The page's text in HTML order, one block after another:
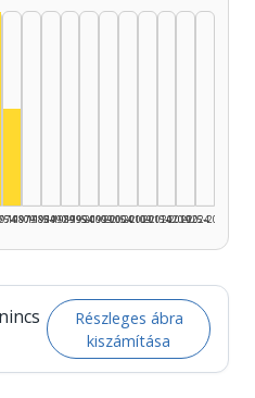
1980–1984
1985–1989
1990–1994
1995–1999
2000–2004
2005–2009
2010–2014
2015–2019
2020–2024
2025–2026
Részleges ábra
kiszámítása